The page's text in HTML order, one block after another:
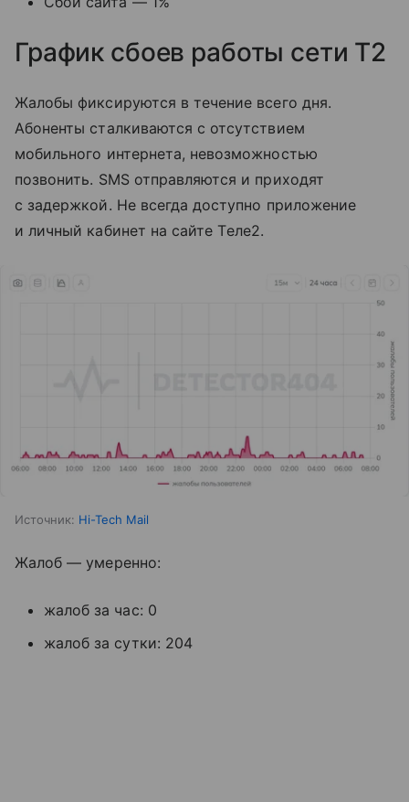
График сбоев работы сети T2
Жалобы фиксируются в течение всего дня.
Абоненты сталкиваются с отсутствием
мобильного интернета, невозможностью
позвонить. SMS отправляются и приходят
с задержкой. Не всегда доступно приложение
и личный кабинет на сайте Tеле2.
Источник: Hi-Tech Mail
Жалоб — умеренно:
жалоб за час: 0
жалоб за сутки: 204